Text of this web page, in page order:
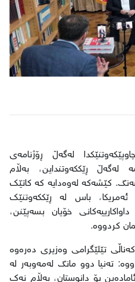
لەگەڵ ڕۆژنامەی
لەگەڵ ڕێککەوتنداین، بەڵام
کێشەکە لەوەدایە کە کاتێک
ئەمریکا، باس لە ڕێککەوتنێک
خۆیان بسەپێنن،
کردووە.
تێلێگرامی وەزیری دەرەوە
تەنیا دوو مانگ لەمەوبەر لە
بۆ دانوستان، بەڵام نەک